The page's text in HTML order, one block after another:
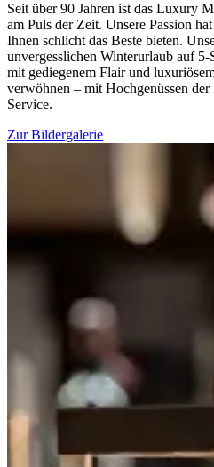
Seit über 90 Jahren ist das Luxury
am Puls der Zeit. Unsere Passion
Ihnen schlicht das Beste bieten.
unvergesslichen Winterurlaub auf
mit gediegenem Flair und
verwöhnen – mit Hochgenüssen
Service.
Zur Bildergalerie